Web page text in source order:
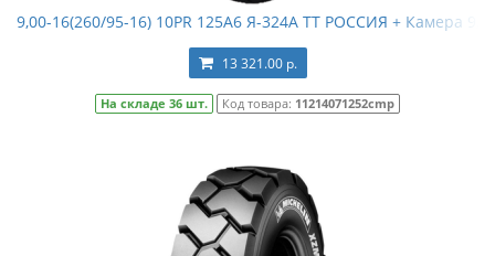
9,00-16(260/95-16) 10PR 125A6 Я-324А TT РОССИЯ + Камера
13 321.00 р.
На складе 36 шт. Код товара: 11214071252cmp